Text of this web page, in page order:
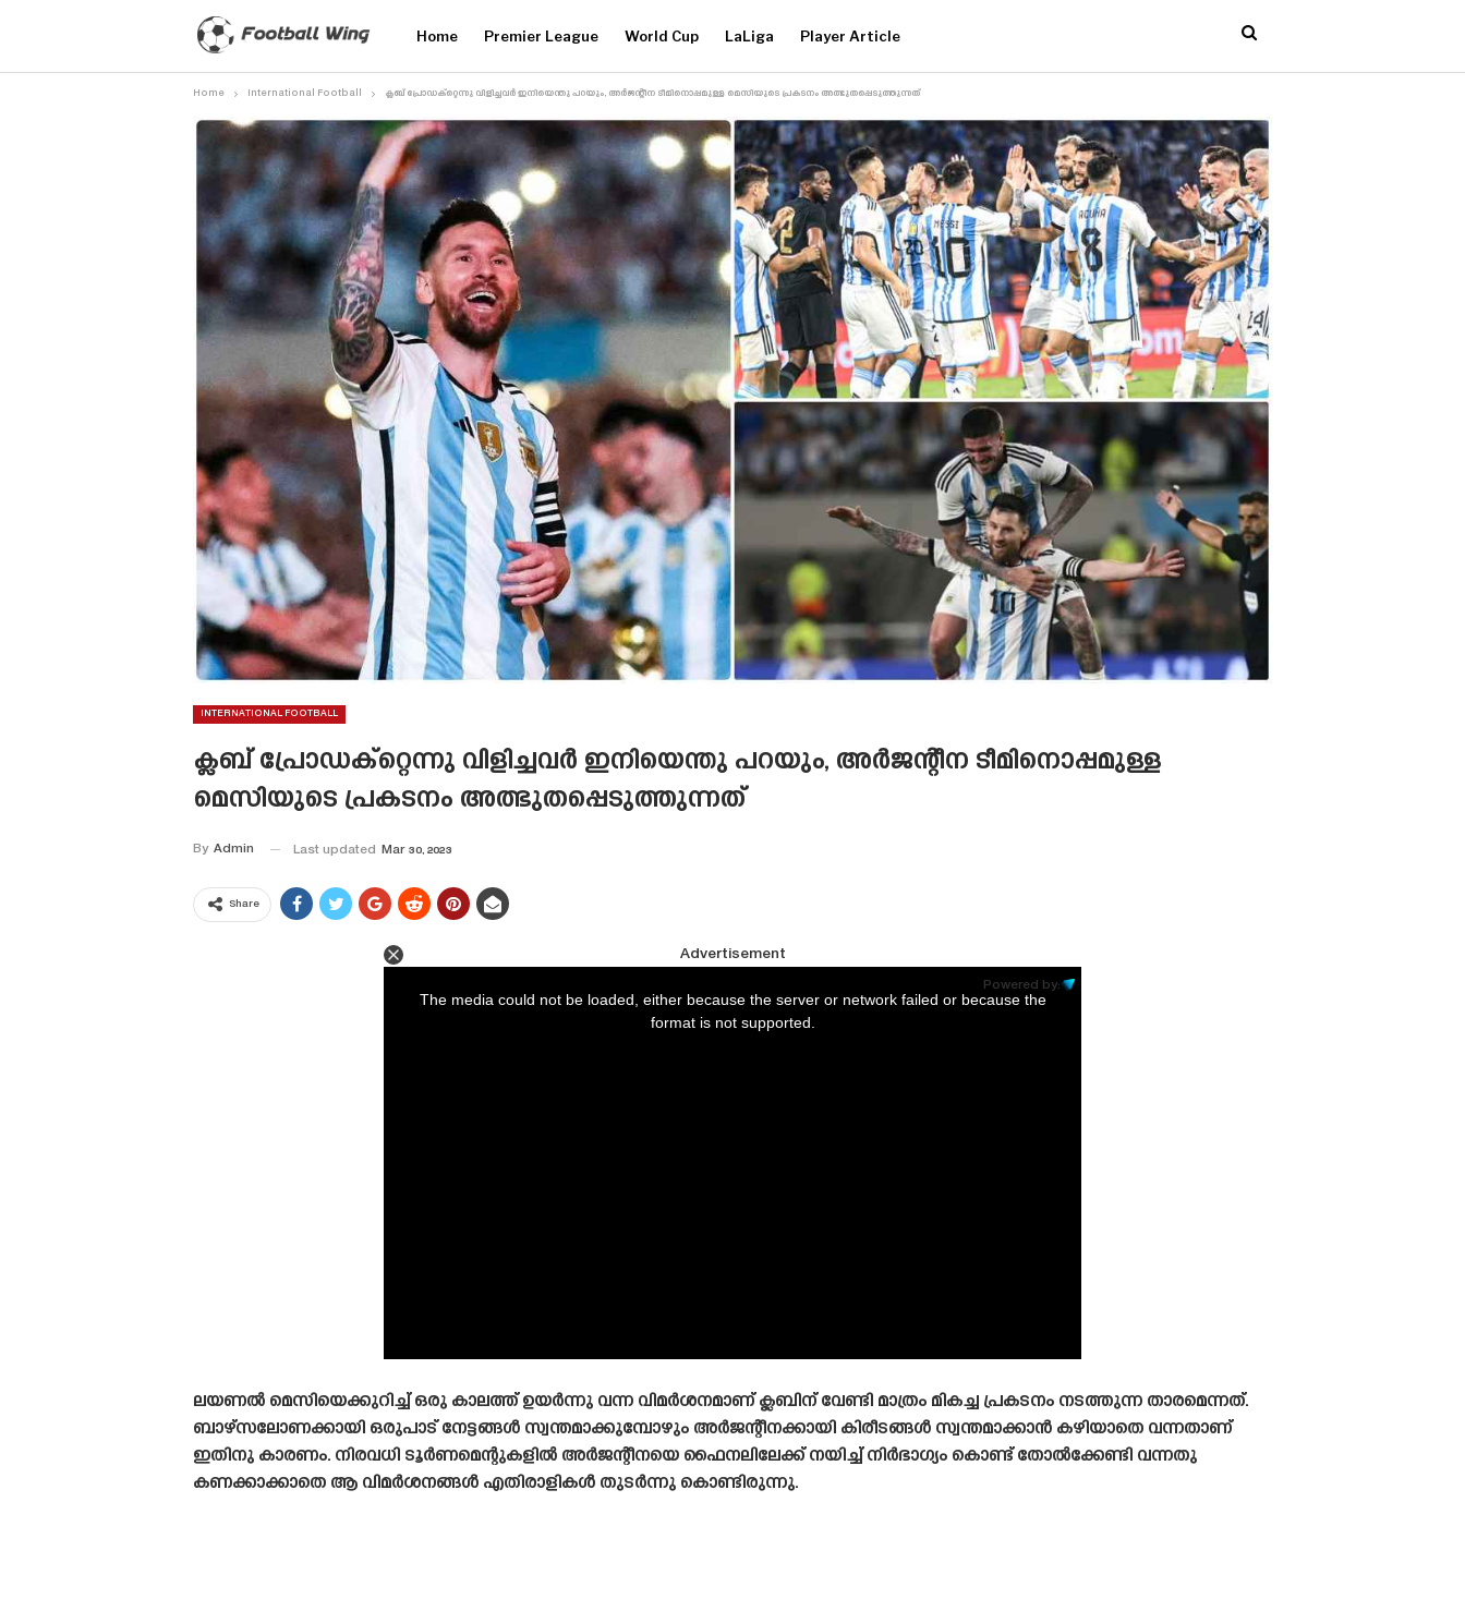
Home Premier League World Cup LaLiga Player Article
Home International Football ക്ലബ് പ്രോഡക്റ്റെന്നു വിളിച്ചവർ ഇനിയെന്തു പറയും, അർജന്റീന ടീമിനൊപ്പമുള്ള മെസിയുടെ പ്രകടനം അത്ഭുതപ്പെടുത്തുന്നത്
INTERNATIONAL FOOTBALL
ക്ലബ് പ്രോഡക്റ്റെന്നു വിളിച്ചവർ ഇനിയെന്തു പറയും, അർജന്റീന ടീമിനൊപ്പമുള്ള
മെസിയുടെ പ്രകടനം അത്ഭുതപ്പെടുത്തുന്നത്
By Admin Last updated Mar 30, 2023
Share
Advertisement
Powered by:
The media could not be loaded, either because the server or network failed or because the
format is not supported.
ലയണൽ മെസിയെക്കുറിച്ച് ഒരു കാലത്ത് ഉയർന്നു വന്ന വിമർശനമാണ് ക്ലബിന് വേണ്ടി മാത്രം മികച്ച പ്രകടനം നടത്തുന്ന താരമെന്നത്.
ബാഴ്‌സലോണക്കായി ഒരുപാട് നേട്ടങ്ങൾ സ്വന്തമാക്കുമ്പോഴും അർജന്റീനക്കായി കിരീടങ്ങൾ സ്വന്തമാക്കാൻ കഴിയാതെ വന്നതാണ്
ഇതിനു കാരണം. നിരവധി ടൂർണമെന്റുകളിൽ അർജന്റീനയെ ഫൈനലിലേക്ക് നയിച്ച് നിർഭാഗ്യം കൊണ്ട് തോൽക്കേണ്ടി വന്നതു
കണക്കാക്കാതെ ആ വിമർശനങ്ങൾ എതിരാളികൾ തുടർന്നു കൊണ്ടിരുന്നു.